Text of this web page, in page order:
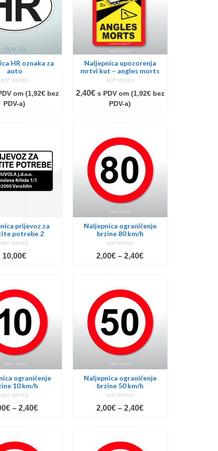
HR oznaka za
auto
NOT RATED
om (1,92€bez
PDV-a)
Naljepnica upozorenja
mrtvi kut – angles morts
NOT RATED
2,40€ s PDV om (1,92€bez
PDV-a)
prijevoz za
potrebe 2
NOT RATED
10,00€
Naljepnica ograničenje
brzine 80 km/h
NOT RATED
2,00€ – 2,40€Price
ograničenje
10 km/h
NOT RATED
€ – 2,40€Price
Naljepnica ograničenje
brzine 50 km/h
NOT RATED
2,00€ – 2,40€Price